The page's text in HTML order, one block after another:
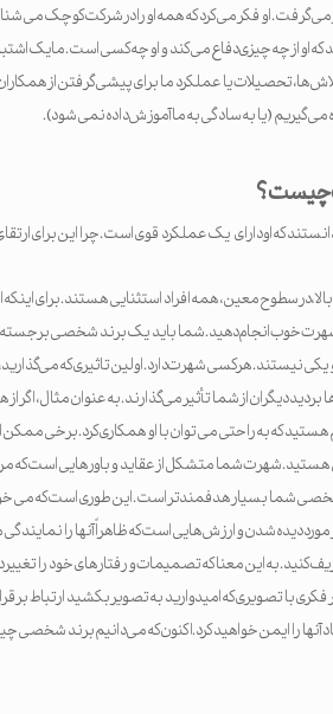
او فکر می کرد که همه او را در شرکت کوچک می
او از چه چیزی دفاع می کند و او چه کسی است. مایک
تلاش‌ها، تحصیلات یا عملکرد ما برای پیشی گرفتن
گیریم (یا به سادگی به ما آموزش داده نمی شود).
چیست؟
که او دارای یک عملکرد قوی است. چرا این برای
در سطوح معین، همه افراد استثنایی هستند. برای
خوب انجام دهید. شما باید یک برند شخصی
یکی نیستند. هرکسی شهرت دارد. اولین تاثیری که
بر دید دیگران از شما تأثیر می‌گذارند. به عنوان مثال،
که به راحتی می توان با او همکاری کرد. برخی ممکن
شهرت شما متشکل از عقاید و باورهایی است که
شما بسیار هدفمندتر است. این طوری است که می
دیده شدن و ارزش‌هایی است که ظاهراً آنها را نمایندگی
کنید. به این معنا که تصمیمات و رفتارهای خود را تغییر
فکری با تصویری که امیدوارید به تصویر بکشید ارتباط
آنها را ایمن خواهید کرد.اکنون که می دانیم برند